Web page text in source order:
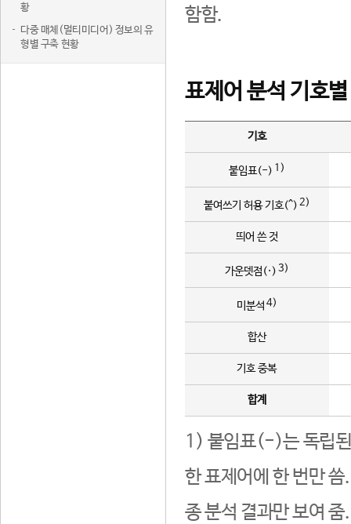
황
다중 매체(멀티미디어) 정보의 유
형별 구축 현황
함함.
표제어 분석 기호
기호
붙임표(-) 1)
붙여쓰기 허용 기호(^) 2)
띄어 쓴 것
가운뎃점(·) 3)
미분석 4)
합산
기호 중복
합계
1) 붙임표(-)는 독립된
한 표제어에 한 번만
종 분석 결과만 보여